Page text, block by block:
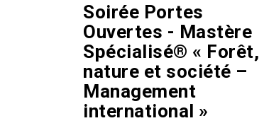
Soirée Portes
Ouvertes - Mastère
Spécialisé® « Forêt,
nature et société –
Management
international »